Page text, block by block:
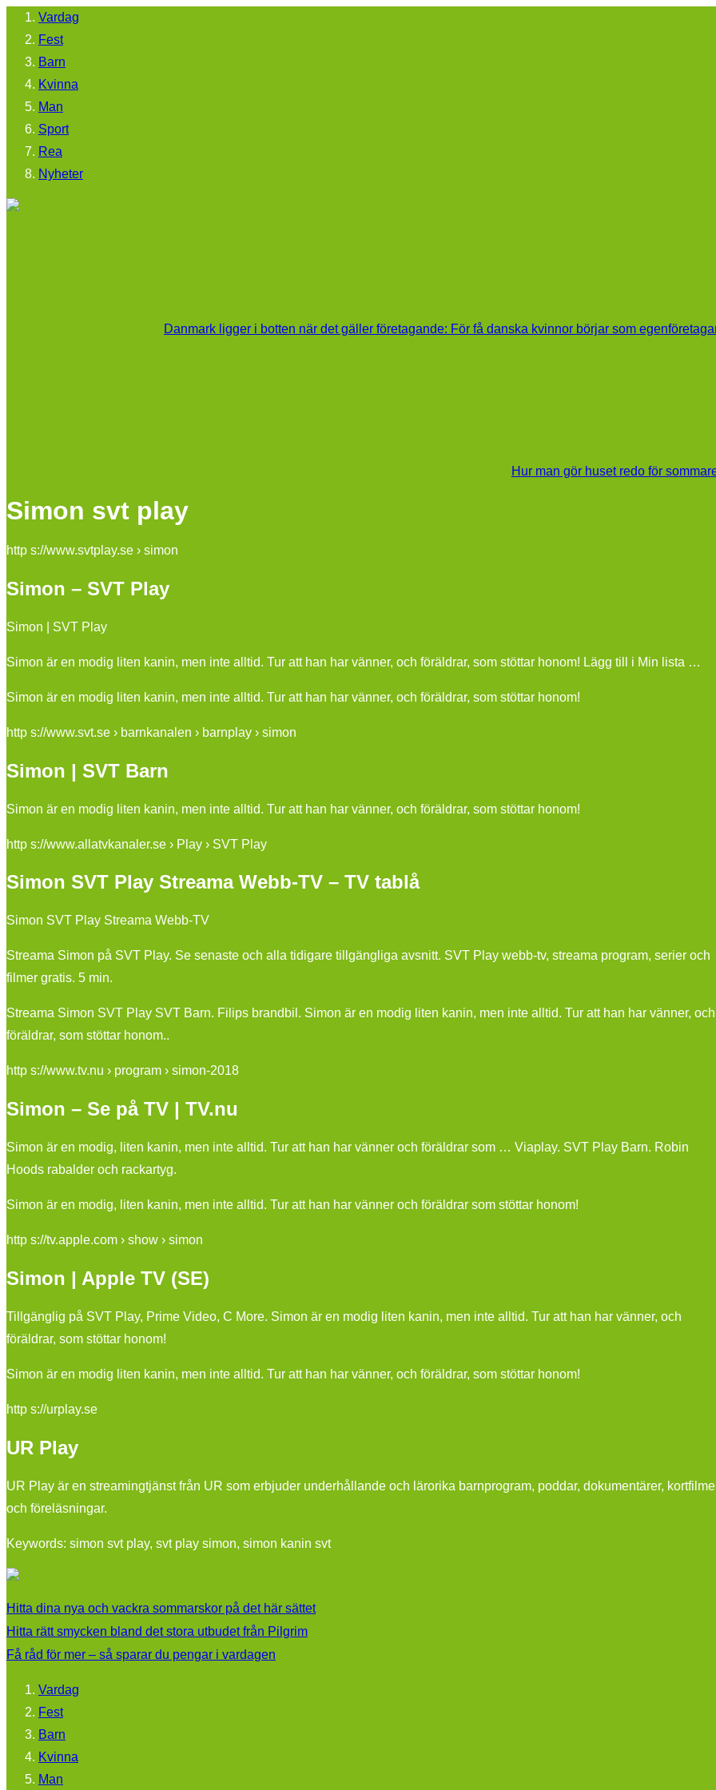
Vardag
Fest
Barn
Kvinna
Man
Sport
Rea
Nyheter
Danmark ligger i botten när det gäller företagande: För få danska kvinnor börjar som
Hur man gör huset redo för
Simon svt play
http s://www.svtplay.se › simon
Simon – SVT Play
Simon | SVT Play
Simon är en modig liten kanin, men inte alltid. Tur att han har vänner, och föräldrar, som stöttar honom! Lägg till i Min lista …
Simon är en modig liten kanin, men inte alltid. Tur att han har vänner, och föräldrar, som stöttar honom!
http s://www.svt.se › barnkanalen › barnplay › simon
Simon | SVT Barn
Simon är en modig liten kanin, men inte alltid. Tur att han har vänner, och föräldrar, som stöttar honom!
http s://www.allatvkanaler.se › Play › SVT Play
Simon SVT Play Streama Webb-TV – TV tablå
Simon SVT Play Streama Webb-TV
Streama Simon på SVT Play. Se senaste och alla tidigare tillgängliga avsnitt. SVT Play webb-tv, streama program, serier och
filmer gratis. 5 min.
Streama Simon SVT Play SVT Barn. Filips brandbil. Simon är en modig liten kanin, men inte alltid. Tur att han har vänner, och
föräldrar, som stöttar honom..
http s://www.tv.nu › program › simon-2018
Simon – Se på TV | TV.nu
Simon är en modig, liten kanin, men inte alltid. Tur att han har vänner och föräldrar som … Viaplay. SVT Play Barn. Robin
Hoods rabalder och rackartyg.
Simon är en modig, liten kanin, men inte alltid. Tur att han har vänner och föräldrar som stöttar honom!
http s://tv.apple.com › show › simon
Simon | Apple TV (SE)
Tillgänglig på SVT Play, Prime Video, C More. Simon är en modig liten kanin, men inte alltid. Tur att han har vänner, och
föräldrar, som stöttar honom!
Simon är en modig liten kanin, men inte alltid. Tur att han har vänner, och föräldrar, som stöttar honom!
http s://urplay.se
UR Play
UR Play är en streamingtjänst från UR som erbjuder underhållande och lärorika barnprogram, poddar, dokumentärer,
och föreläsningar.
Keywords: simon svt play, svt play simon, simon kanin svt
Hitta dina nya och vackra sommarskor på det här sättet
Hitta rätt smycken bland det stora utbudet från Pilgrim
Få råd för mer – så sparar du pengar i vardagen
Vardag
Fest
Barn
Kvinna
Man